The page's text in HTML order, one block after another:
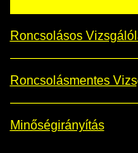
Roncsolásos
Roncsolásmentes
Minőségirányítás